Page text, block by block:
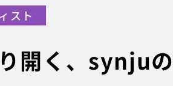
開く、synju
スト